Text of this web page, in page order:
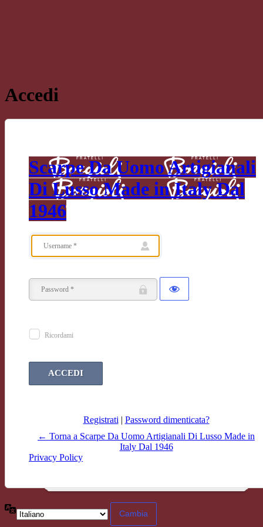
Accedi
Scarpe Da Uomo Artigianali
Di Lusso Made in Italy Dal
1946
Ricordami
Registrati | Password dimenticata?
← Torna a Scarpe Da Uomo Artigianali Di Lusso Made in
Italy Dal 1946
Privacy Policy